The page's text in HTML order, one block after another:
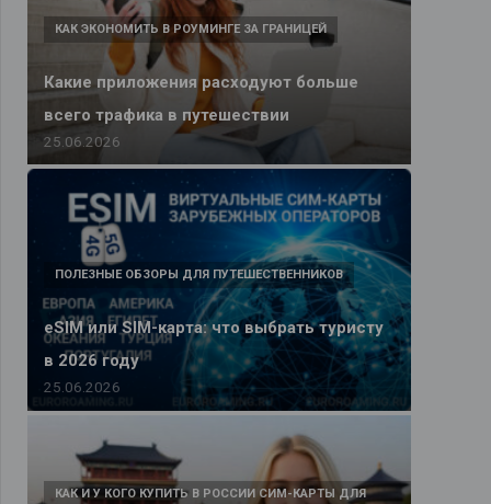
Какие приложения расходуют больше
всего трафика в путешествии
КАК ЭКОНОМИТЬ В РОУМИНГЕ ЗА ГРАНИЦЕЙ
25.06.2026
eSIM или SIM-карта: что выбрать туристу
в 2026 году
ПОЛЕЗНЫЕ ОБЗОРЫ ДЛЯ ПУТЕШЕСТВЕННИКОВ
25.06.2026
КАК И У КОГО КУПИТЬ В РОССИИ СИМ-КАРТЫ ДЛЯ